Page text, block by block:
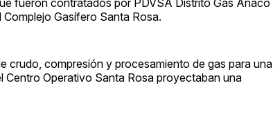
Gasífero Santa Rosa.
crudo, compresión y procesamiento de gas para una
Centro Operativo Santa Rosa proyectaban una